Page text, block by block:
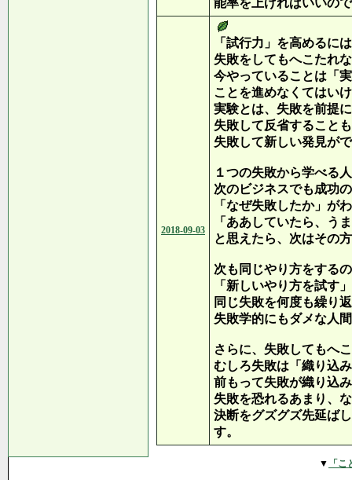
能率を上げればいいの
2018-09-03
「試行力」を高めるに
失敗をしてもへこたれ
今やっていることは「
ことを進めなくてはい
実験とは、失敗を前提
失敗して反省すること
失敗して新しい発見が
１つの失敗から学べる
次のビジネスでも成功
「なぜ失敗したか」が
「ああしていたら、う
と思えたら、次はその
次も同じやり方をする
「新しいやり方を試す
同じ失敗を何度も繰り
失敗学的にもダメな人
さらに、失敗してもへ
むしろ失敗は「織り込
前もって失敗が織り込
失敗を恐れるあまり、
決断をグズグズ先延ば
す。
▼ 「